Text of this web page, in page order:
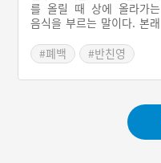
을 골탕먹이기도 한다.
를 올릴 때 상에 올라가는
음식을 부르는 말이다. 본래
을 주고받던 납폐의 과정이
민가에 전해지면서 생겨난
말이다. 민가에서는 현구고
라가는 음식은 지역마다 차
이가 나타난다. 현재에도 간
소화되었지만 전승되고 있
#폐백
#반친영